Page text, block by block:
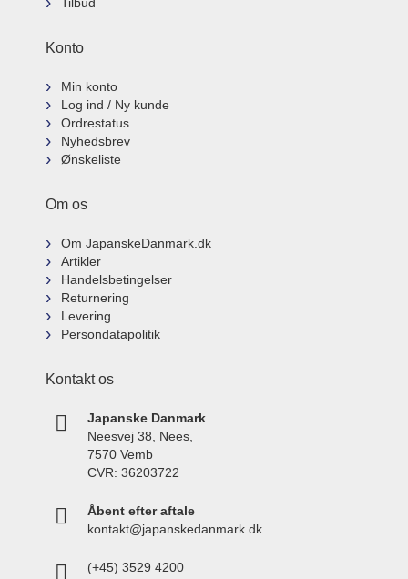
Konto
Min konto
Log ind / Ny kunde
Ordrestatus
Nyhedsbrev
Ønskeliste
Om os
Om JapanskeDanmark.dk
Artikler
Handelsbetingelser
Returnering
Levering
Persondatapolitik
Kontakt os
Japanske Danmark
Neesvej 38, Nees,
7570 Vemb
CVR: 36203722
Åbent efter aftale
kontakt@japanskedanmark.dk
(+45) 3529 4200